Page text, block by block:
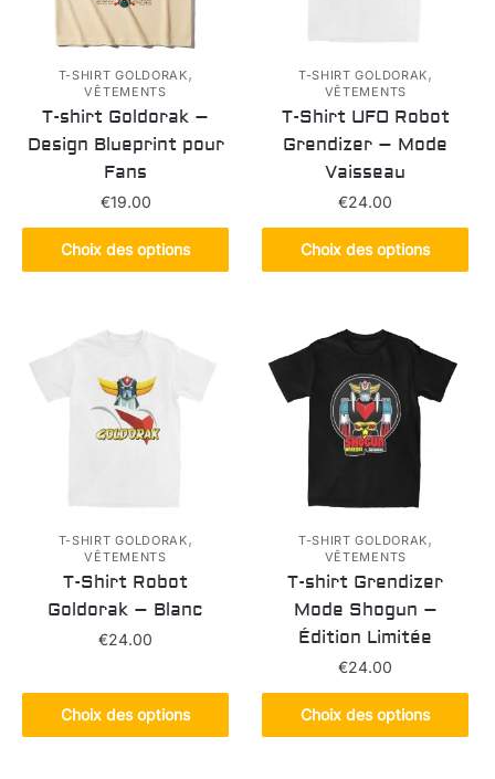
T-SHIRT GOLDORAK,
VÊTEMENTS
T-shirt Goldorak –
Design Blueprint pour
Fans
€19.00
Choix des options
Ce
produit
Les
options
peuvent
sur
la
page
du
produit
T-SHIRT GOLDORAK,
VÊTEMENTS
T-Shirt UFO Robot
Grendizer – Mode
Vaisseau
€24.00
Choix des options
Ce
produit
variations.
Les
options
peuvent
être
choisies
sur
la
page
du
produit
T-SHIRT GOLDORAK,
VÊTEMENTS
T-Shirt Robot
Goldorak – Blanc
€24.00
Choix des options
produit
a
T-SHIRT GOLDORAK,
VÊTEMENTS
T-shirt Grendizer
Mode Shogun –
Édition Limitée
€24.00
Choix des options
Ce
produit